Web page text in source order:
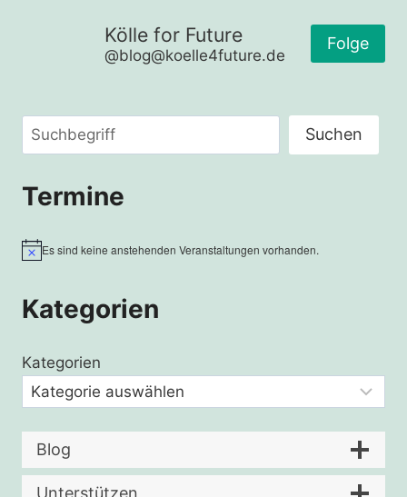
Kölle for Future
@blog@koelle4future.de
Folge
Suchen Suchen
Termine
HinweisEs sind keine anstehenden Veranstaltungen vorhanden.
Kategorien
Kategorien
Blog
Unterstützen